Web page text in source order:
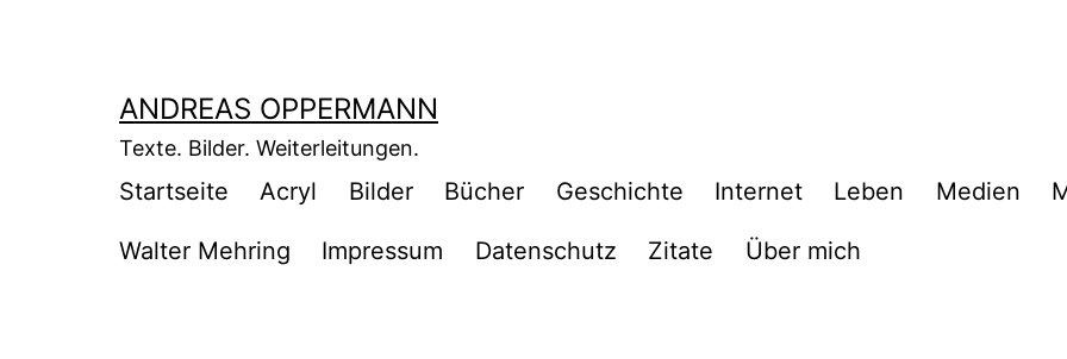
ANDREAS OPPERMANN
Texte. Bilder. Weiterleitungen.
Startseite Acryl Bilder Bücher Geschichte Internet Leben Medien
Walter Mehring Impressum Datenschutz Zitate Über mich